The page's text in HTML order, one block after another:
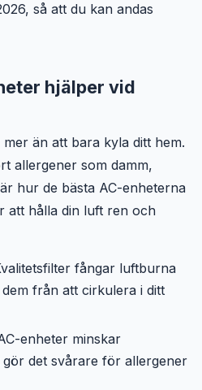
så att du kan andas
hjälper vid
än att bara kyla ditt hem.
allergener som damm,
hur de bästa AC-enheterna
att hålla din luft ren och
fångar luftburna
från att cirkulera i ditt
enheter minskar
det svårare för allergener